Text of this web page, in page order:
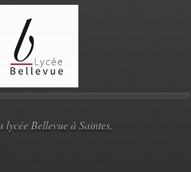
lycée Bellevue à Saintes.